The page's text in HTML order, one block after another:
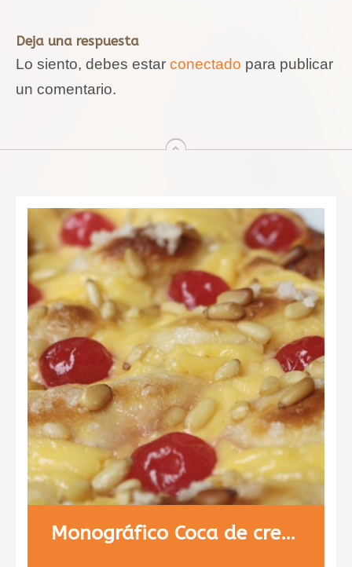
Deja una respuesta
Lo siento, debes estar conectado para publicar
un comentario.
arriba
Monográfico Coca de crema y fruta